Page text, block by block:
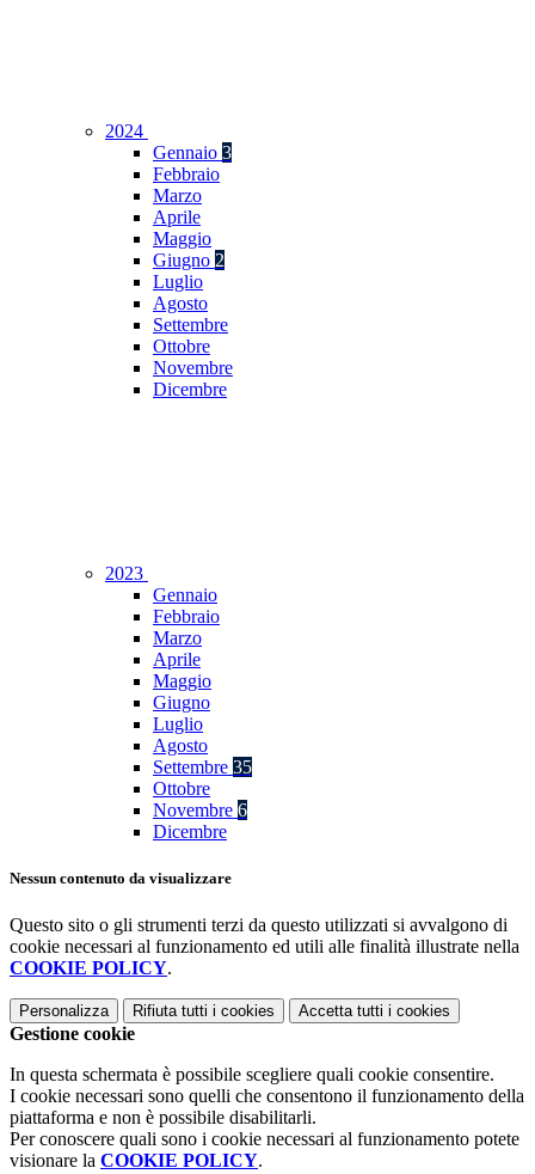
2024
Gennaio 3
Febbraio
Marzo
Aprile
Maggio
Giugno 2
Luglio
Agosto
Settembre
Ottobre
Novembre
Dicembre
2023
Gennaio
Febbraio
Marzo
Aprile
Maggio
Giugno
Luglio
Agosto
Settembre 35
Ottobre
Novembre 6
Dicembre
Nessun contenuto da visualizzare
Questo sito o gli strumenti terzi da questo utilizzati si avvalgono di
cookie necessari al funzionamento ed utili alle finalità illustrate nella
COOKIE POLICY.
Personalizza Rifiuta tutti i cookies Accetta tutti i cookies
Gestione cookie
In questa schermata è possibile scegliere quali cookie consentire.
I cookie necessari sono quelli che consentono il funzionamento della
piattaforma e non è possibile disabilitarli.
Per conoscere quali sono i cookie necessari al funzionamento potete
visionare la COOKIE POLICY.